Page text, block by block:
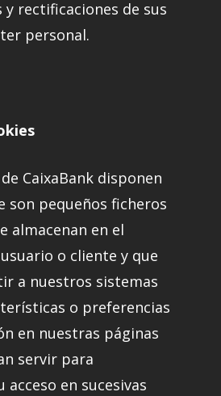
y rectificaciones de sus
personal.
CaixaBank disponen
son pequeños ficheros
almacenan en el
o cliente y que
a nuestros sistemas
o preferencias
en nuestras páginas
servir para
acceso en sucesivas